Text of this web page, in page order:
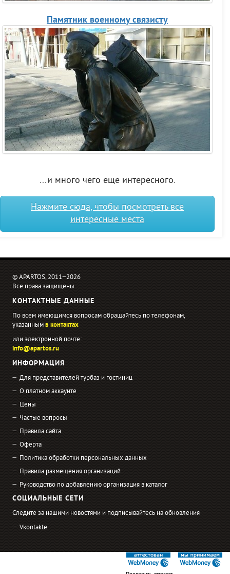
Памятник военному связисту
...и много чего еще интересного.
Нажмите сюда, чтобы посмотреть все
интересные места
© APARTOS, 2011−2026
Все права защищены
КОНТАКТНЫЕ ДАННЫЕ
По всем имеющимся вопросам обращайтесь по телефонам,
указаннымв контактах
или электронной почте:
info@apartos.ru
ИНФОРМАЦИЯ
Для представителей турбаз и гостиниц
О платном аккаунте
Цены
Частые вопросы
Правила сайта
Оферта
Политика обработки персональных данных
Правила размещения организаций
Руководство по добавлению организация в каталог
СОЦИАЛЬНЫЕ СЕТИ
Следите за нашими новостями и подписывайтесь на обновления
Vkontakte